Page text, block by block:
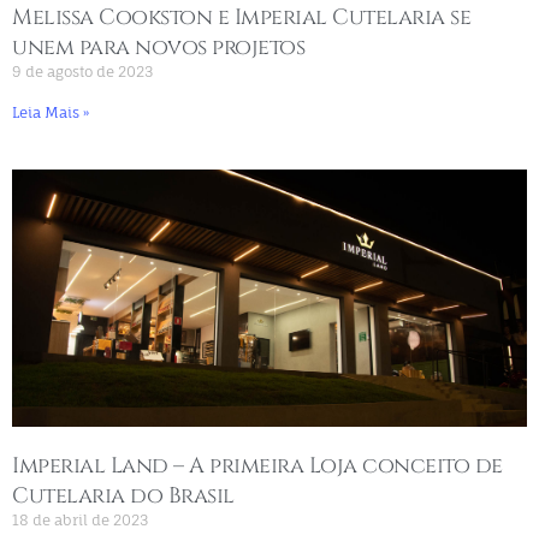
Melissa Cookston e Imperial Cutelaria se
unem para novos projetos
9 de agosto de 2023
Leia Mais »
Imperial Land – A primeira Loja conceito de
Cutelaria do Brasil
18 de abril de 2023